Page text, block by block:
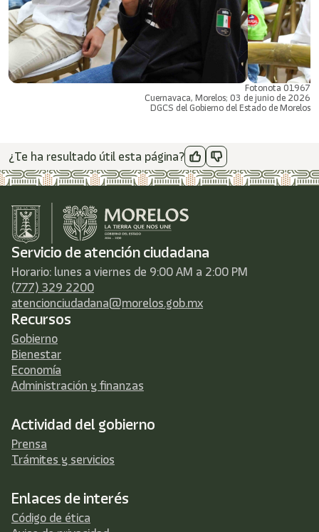
Fotonota 01967
Cuernavaca, Morelos; 03 de junio de 2026
DGCS del Gobierno del Estado de Morelos
¿Te ha resultado útil esta página?
Servicio de atención ciudadana
Horario: lunes a viernes de 9:00 AM a 2:00 PM
(777) 329 2200
atencionciudadana@morelos.gob.mx
Recursos
Gobierno
Bienestar
Economía
Administración y finanzas
Actividad del gobierno
Prensa
Trámites y servicios
Enlaces de interés
Código de ética